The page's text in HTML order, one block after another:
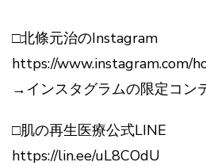
□北條元治のInstagram
https://www.instagram.com/
→インスタグラムの限定コン
□肌の再生医療公式LINE
https://lin.ee/uL8COdU